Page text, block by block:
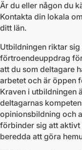
Är du eller någon du
Kontakta din lokala
ditt län.
Utbildningen riktar
förtroendeuppdrag
att du som deltagare
arbetet och är öppen
Kraven i utbildningen
deltagarnas
opinionsbildning och
förbinder sig att
beredda att göra